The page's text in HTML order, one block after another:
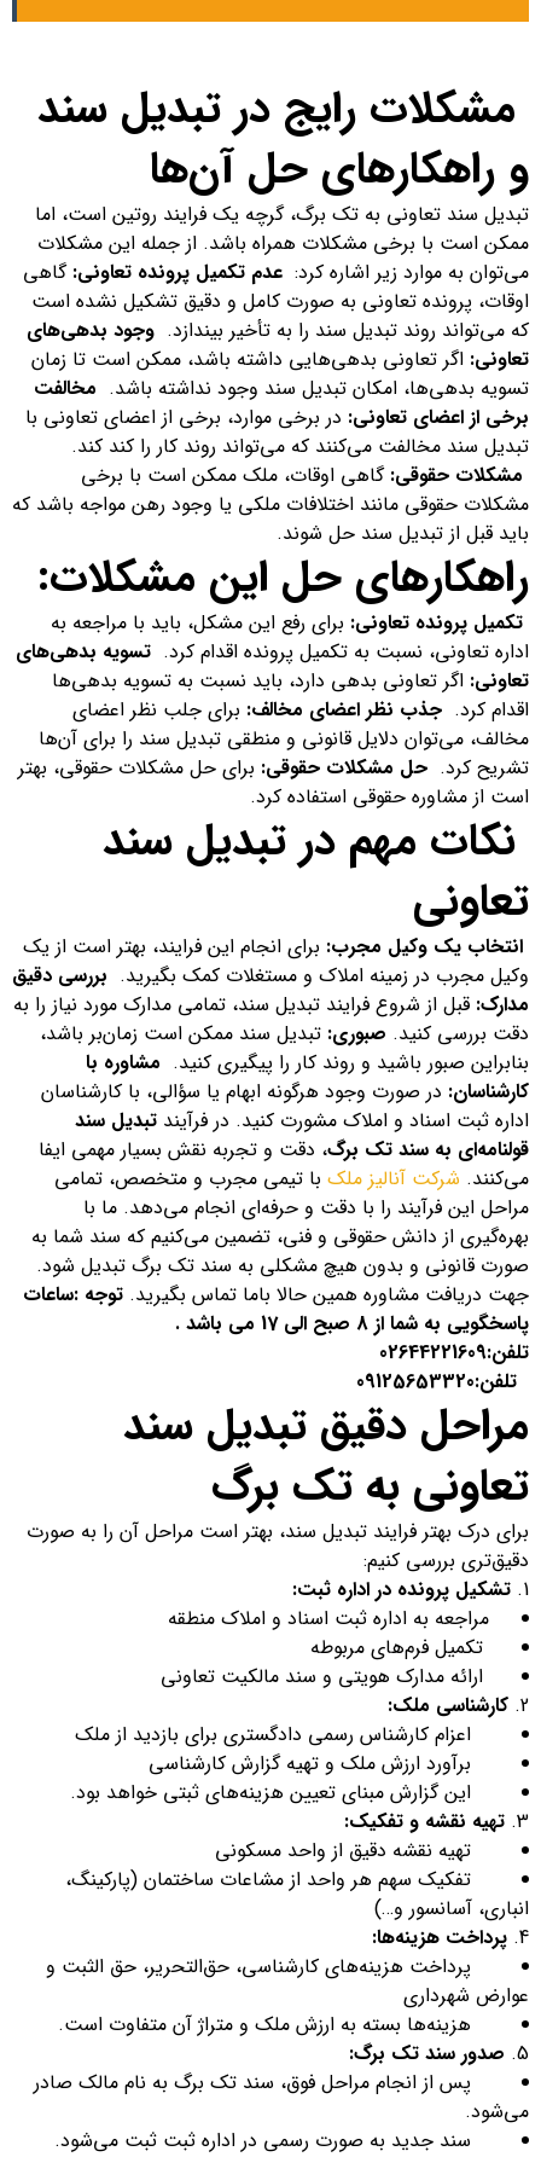
مشکلات رایج در تبدیل سند
و راهکارهای حل آن‌ها
تبدیل سند تعاونی به تک برگ، گرچه یک فرایند روتین است، اما
ممکن است با برخی مشکلات همراه باشد. از جمله این مشکلات
می‌توان به موارد زیر اشاره کرد: عدم تکمیل پرونده تعاونی: گاهی
اوقات، پرونده تعاونی به صورت کامل و دقیق تشکیل نشده است
که می‌تواند روند تبدیل سند را به تأخیر بیندازد. وجود بدهی‌های
تعاونی: اگر تعاونی بدهی‌هایی داشته باشد، ممکن است تا زمان
تسویه بدهی‌ها، امکان تبدیل سند وجود نداشته باشد. مخالفت
برخی از اعضای تعاونی: در برخی موارد، برخی از اعضای تعاونی با
تبدیل سند مخالفت می‌کنند که می‌تواند روند کار را کند کند.
مشکلات حقوقی: گاهی اوقات، ملک ممکن است با برخی
مشکلات حقوقی مانند اختلافات ملکی یا وجود رهن مواجه باشد که
باید قبل از تبدیل سند حل شوند.
راهکارهای حل این مشکلات:
تکمیل پرونده تعاونی: برای رفع این مشکل، باید با مراجعه به
اداره تعاونی، نسبت به تکمیل پرونده اقدام کرد. تسویه بدهی‌های
تعاونی: اگر تعاونی بدهی دارد، باید نسبت به تسویه بدهی‌ها
اقدام کرد. جذب نظر اعضای مخالف: برای جلب نظر اعضای
مخالف، می‌توان دلایل قانونی و منطقی تبدیل سند را برای آن‌ها
تشریح کرد. حل مشکلات حقوقی: برای حل مشکلات حقوقی، بهتر
است از مشاوره حقوقی استفاده کرد.
نکات مهم در تبدیل سند
تعاونی
انتخاب یک وکیل مجرب: برای انجام این فرایند، بهتر است از یک
وکیل مجرب در زمینه املاک و مستغلات کمک بگیرید. بررسی دقیق
مدارک: قبل از شروع فرایند تبدیل سند، تمامی مدارک مورد نیاز را به
دقت بررسی کنید. صبوری: تبدیل سند ممکن است زمان‌بر باشد،
بنابراین صبور باشید و روند کار را پیگیری کنید. مشاوره با
کارشناسان: در صورت وجود هرگونه ابهام یا سؤالی، با کارشناسان
اداره ثبت اسناد و املاک مشورت کنید. در فرآیند تبدیل سند
قولنامه‌ای به سند تک برگ، دقت و تجربه نقش بسیار مهمی ایفا
می‌کنند. شرکت آنالیز ملک با تیمی مجرب و متخصص، تمامی
مراحل این فرآیند را با دقت و حرفه‌ای انجام می‌دهد. ما با
بهره‌گیری از دانش حقوقی و فنی، تضمین می‌کنیم که سند شما به
صورت قانونی و بدون هیچ مشکلی به سند تک برگ تبدیل شود.
جهت دریافت مشاوره همین حالا باما تماس بگیرید. توجه :ساعات
پاسخگویی به شما از 8 صبح الی 17 می باشد .
تلفن:02644221609
تلفن:09125653320
مراحل دقیق تبدیل سند
تعاونی به تک برگ
برای درک بهتر فرایند تبدیل سند، بهتر است مراحل آن را به صورت
دقیق‌تری بررسی کنیم:
تشکیل پرونده در اداره ثبت:
مراجعه به اداره ثبت اسناد و املاک منطقه
تکمیل فرم‌های مربوطه
ارائه مدارک هویتی و سند مالکیت تعاونی
کارشناسی ملک:
اعزام کارشناس رسمی دادگستری برای بازدید از ملک
برآورد ارزش ملک و تهیه گزارش کارشناسی
این گزارش مبنای تعیین هزینه‌های ثبتی خواهد بود.
تهیه نقشه و تفکیک:
تهیه نقشه دقیق از واحد مسکونی
تفکیک سهم هر واحد از مشاعات ساختمان (پارکینگ،
انباری، آسانسور و…)
پرداخت هزینه‌ها:
پرداخت هزینه‌های کارشناسی، حق‌التحریر، حق الثبت و
عوارض شهرداری
هزینه‌ها بسته به ارزش ملک و متراژ آن متفاوت است.
صدور سند تک برگ:
پس از انجام مراحل فوق، سند تک برگ به نام مالک صادر
می‌شود.
سند جدید به صورت رسمی در اداره ثبت ثبت می‌شود.